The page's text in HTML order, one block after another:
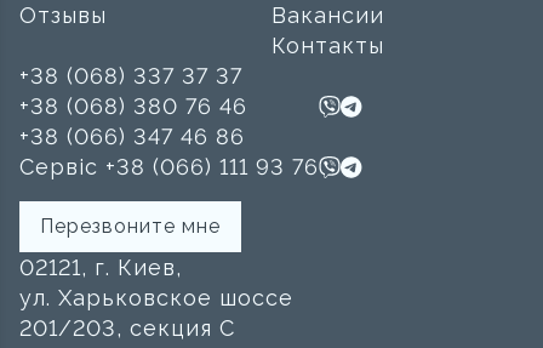
Отзывы
Вакансии
Контакты
+38 (068) 337 37 37
+38 (068) 380 76 46
+38 (066) 347 46 86
Сервіс +38 (066) 111 93 76
Перезвоните мне
02121, г. Киев,
ул. Харьковское шоссе
201/203, секция C